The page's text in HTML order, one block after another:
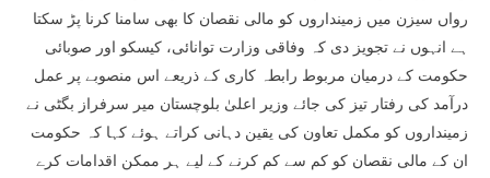
رواں سیزن میں زمینداروں کو مالی نقصان کا بھی سامنا کرنا پڑ سکتا
ہے انہوں نے تجویز دی کہ وفاقی وزارت توانائی، کیسکو اور صوبائی
حکومت کے درمیان مربوط رابطہ کاری کے ذریعے اس منصوبے پر عمل
درآمد کی رفتار تیز کی جائے وزیر اعلیٰ بلوچستان میر سرفراز بگٹی نے
زمینداروں کو مکمل تعاون کی یقین دہانی کراتے ہوئے کہا کہ حکومت
ان کے مالی نقصان کو کم سے کم کرنے کے لیے ہر ممکن اقدامات کرے